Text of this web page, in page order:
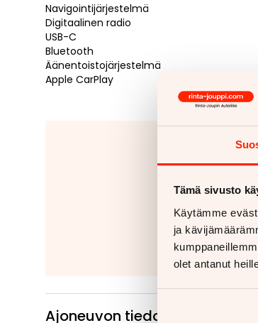
Tämä sivusto
Käytämme
ja
olet antanut
Navigointijärjestelmä
Digitaalinen radio
USB-C
Bluetooth
Äänentoistojärjestelmä
Apple CarPlay
Ajoneuvon tiedot